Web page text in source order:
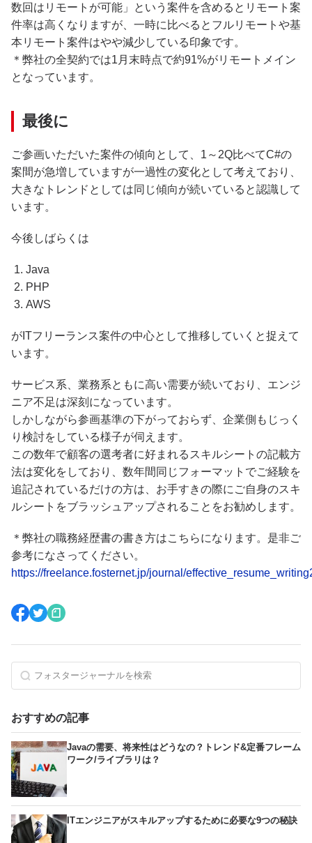
数回はリモートが可能」という案件を含めるとリモート案
件率は高くなりますが、一時に比べるとフルリモートや基
本リモート案件はやや減少している印象です。
＊弊社の全契約では1月末時点で約91%がリモートメイン
となっています。
最後に
ご参画いただいた案件の傾向として、1～2Q比べてC#の
案間が急増していますが一過性の変化として考えており、
大きなトレンドとしては同じ傾向が続いていると認識して
います。
今後しばらくは
Java
PHP
AWS
がITフリーランス案件の中心として推移していくと捉えて
います。
サービス系、業務系ともに高い需要が続いており、エンジ
ニア不足は深刻になっています。
しかしながら参画基準の下がっておらず、企業側もじっく
り検討をしている様子が伺えます。
この数年で顧客の選考者に好まれるスキルシートの記載方
法は変化をしており、数年間同じフォーマットでご経験を
追記されているだけの方は、お手すきの際にご自身のスキ
ルシートをブラッシュアップされることをお勧めします。
＊弊社の職務経歴書の書き方はこちらになります。是非ご
参考になさってください。
https://freelance.fosternet.jp/journal/
おすすめの記事
Javaの需要、将来性はどうなの？トレンド&定番フレーム
ワーク/ライブラリは？
ITエンジニアがスキルアップするために必要な9つの秘訣